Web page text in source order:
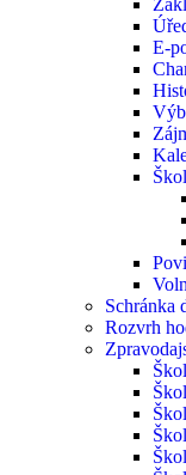
E-
Schránka
Rozvrh